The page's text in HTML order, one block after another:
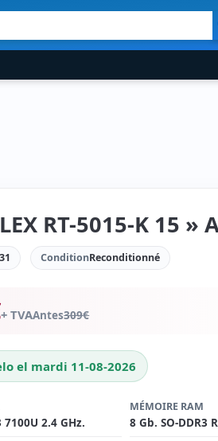
RT-5015-K 15 »
ConditionReconditionné
+ TVAAntes309€
el mardi 11-08-2026
2.4 GHz.
MÉMOIRE RAM
8 Gb. SO-DDR3